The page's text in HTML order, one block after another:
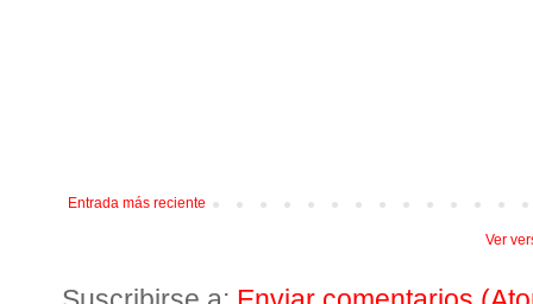
Entrada más reciente
Ver